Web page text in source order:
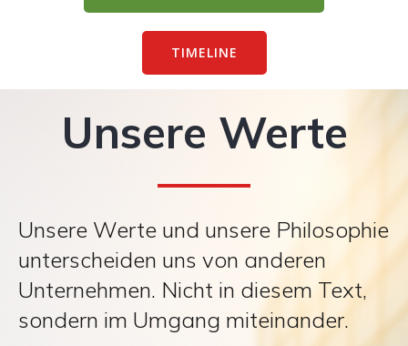
TIMELINE
Unsere Werte
Unsere Werte und unsere Philosophie
unterscheiden uns von anderen
Unternehmen. Nicht in diesem Text,
sondern im Umgang miteinander.